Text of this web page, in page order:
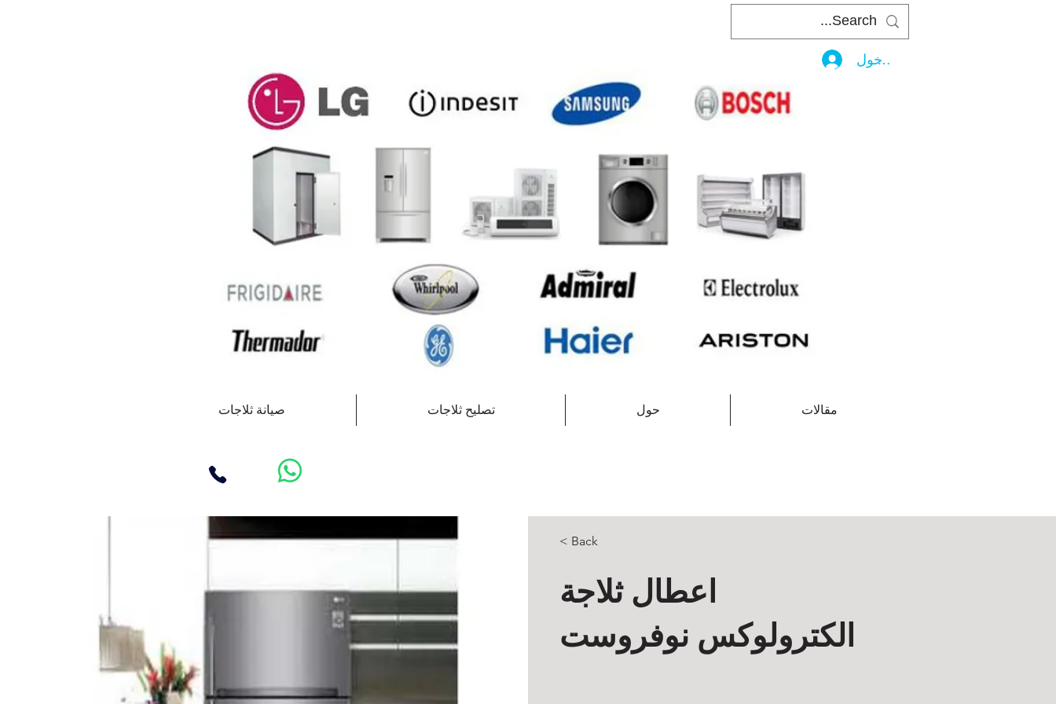
تسجيل الدخول
صيانة ثلاجات تصليح ثلاجات حول مقالات
< Back
اعطال ثلاجة
الكترولوكس نوفروست